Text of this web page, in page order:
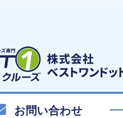
お問い合わせ